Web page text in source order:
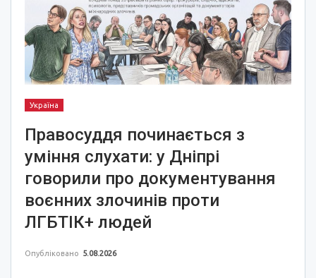
Україна
Правосуддя починається з
уміння слухати: у Дніпрі
говорили про документування
воєнних злочинів проти
ЛГБТІК+ людей
Опубліковано 5.08.2026